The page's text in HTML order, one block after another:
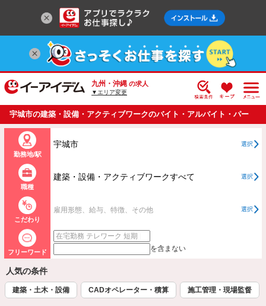
九州・沖縄 の求人
▼エリア変更
宇城市の建築・設備・アクティブワークのバイト・アルバイト・パー
トの求人情報一覧
勤務地/駅
宇城市 選択
職種
建築・設備・アクティブワークすべて 選択
こだわり
雇用形態、給与、特徴、その他 選択
フリーワード を含まない
人気の条件
建築・土木・設備 CADオペレーター・積算 施工管理・現場監督